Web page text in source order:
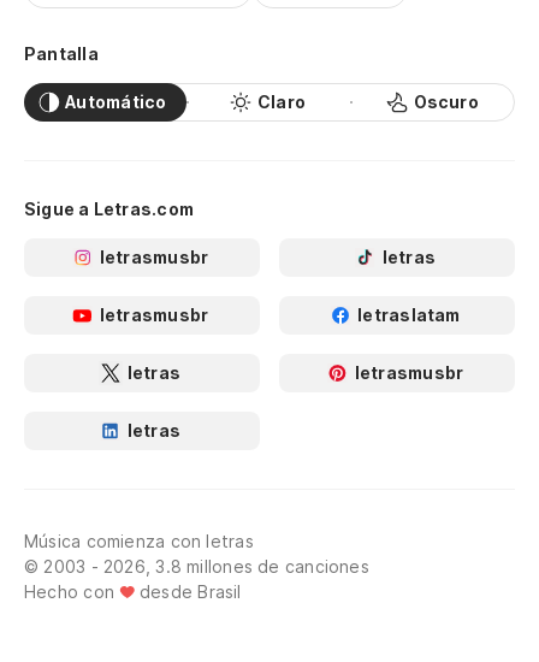
Pantalla
Automático Claro Oscuro
Sigue a Letras.com
letrasmusbr letras
letrasmusbr letraslatam
letras letrasmusbr
letras
Música comienza con letras
© 2003 - 2026, 3.8 millones de canciones
Hecho con
desde Brasil